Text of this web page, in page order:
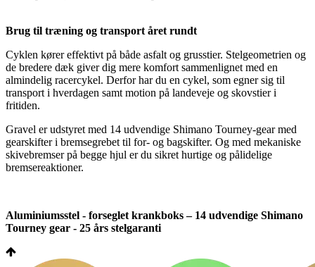
Brug til træning og transport året rundt
Cyklen kører effektivt på både asfalt og grusstier. Stelgeometrien og
de bredere dæk giver dig mere komfort sammenlignet med en
almindelig racercykel. Derfor har du en cykel, som egner sig til
transport i hverdagen samt motion på landeveje og skovstier i
fritiden.
Gravel er udstyret med 14 udvendige Shimano Tourney-gear med
gearskifter i bremsegrebet til for- og bagskifter. Og med mekaniske
skivebremser på begge hjul er du sikret hurtige og pålidelige
bremsereaktioner.
Aluminiumsstel - forseglet krankboks – 14 udvendige Shimano
Tourney gear - 25 års stelgaranti